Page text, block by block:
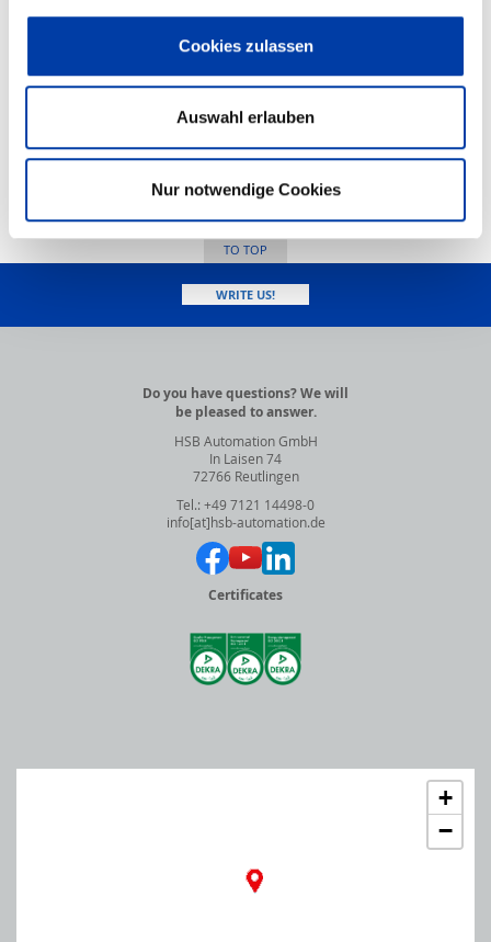
Cookies zulassen
Auswahl erlauben
Nur notwendige Cookies
HSB product configurator
TO TOP
WRITE US!
Do you have questions? We will
be pleased to answer.
HSB Automation GmbH
In Laisen 74
72766 Reutlingen
Tel.: +49 7121 14498-0
info[at]hsb-automation.de
Certificates
+
−